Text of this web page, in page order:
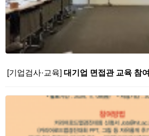
[기업검사·교육] 대기업 면접관 교육 참여